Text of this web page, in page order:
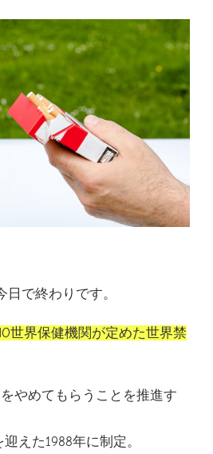
で終わりです。
世界保健機関が定めた世界禁
やめてもらうことを推進す
えた1988年に制定。